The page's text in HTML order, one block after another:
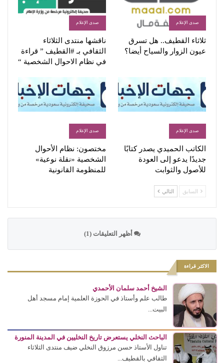
صدى الإعلام
ثلاثاء القطيف.. هل تسرق
عيون الزوار والسياح أيضا؟
صدى الإعلام
ناقشها منتدى الثلاثاء
الثقافي بـ #القطيف ” قراءة
في نظام الاحوال الشخصية “
صدى الإعلام
الكاتب الحميدي يصدر كتابًا
جديدًا يدعو إلى العودة
للأصول والثوابت
صدى الإعلام
مختصون: نظام الأحوال
الشخصية «نقلة نوعية»
للمنظومة القانونية
السابق التالي
أظهر التعليقات (1)
الاكثر قراءة
الشيخ أحمد سلمان الأحمدي
طالب علم وأستاذ في الحوزة العلمية إمام مسجد أهل
البيت...
الباحث النخلي يستعرض تاريخ النخليين في المدينة المنورة
تناول الأستاذ حسن مرزوق النخلي ضيف منتدى الثلاثاء
الثقافي بالقطيف...